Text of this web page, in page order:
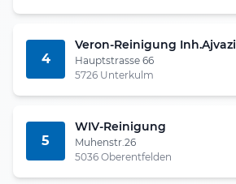
4
Veron-Reinigung Inh.Ajvazi
Hauptstrasse 66
5726 Unterkulm
5
WIV-Reinigung
Muhenstr.26
5036 Oberentfelden